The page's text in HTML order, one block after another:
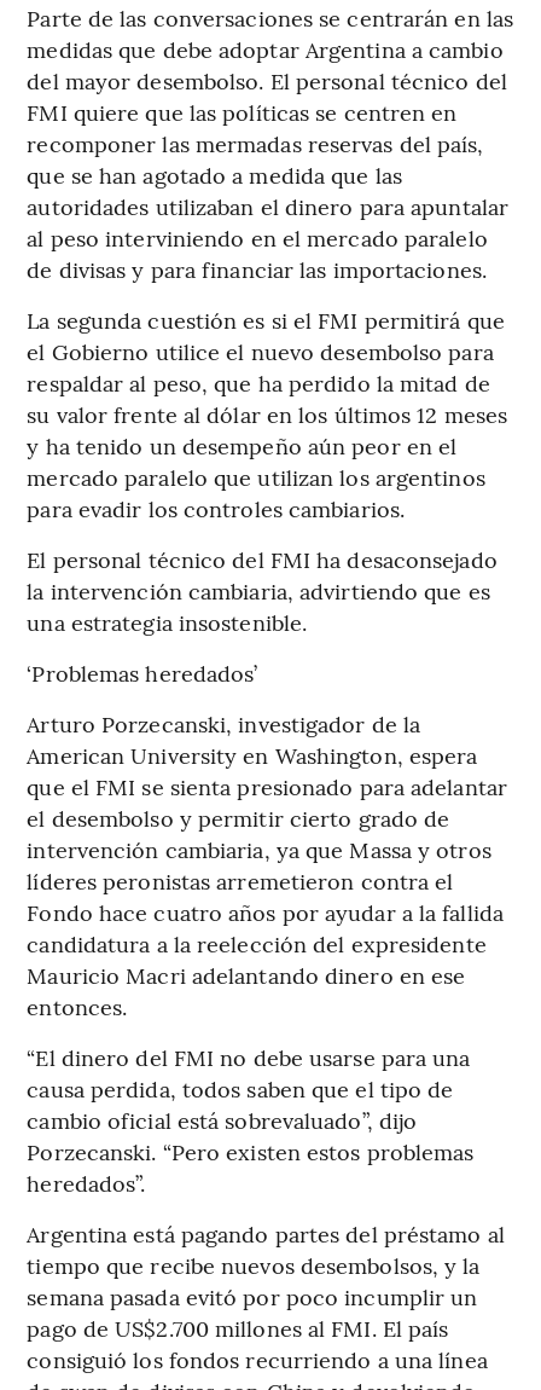
Parte de las conversaciones se centrarán en las
medidas que debe adoptar Argentina a cambio
del mayor desembolso. El personal técnico del
FMI quiere que las políticas se centren en
recomponer las mermadas reservas del país,
que se han agotado a medida que las
autoridades utilizaban el dinero para apuntalar
al peso interviniendo en el mercado paralelo
de divisas y para financiar las importaciones.
La segunda cuestión es si el FMI permitirá que
el Gobierno utilice el nuevo desembolso para
respaldar al peso, que ha perdido la mitad de
su valor frente al dólar en los últimos 12 meses
y ha tenido un desempeño aún peor en el
mercado paralelo que utilizan los argentinos
para evadir los controles cambiarios.
El personal técnico del FMI ha desaconsejado
la intervención cambiaria, advirtiendo que es
una estrategia insostenible.
‘Problemas heredados’
Arturo Porzecanski, investigador de la
American University en Washington, espera
que el FMI se sienta presionado para adelantar
el desembolso y permitir cierto grado de
intervención cambiaria, ya que Massa y otros
líderes peronistas arremetieron contra el
Fondo hace cuatro años por ayudar a la fallida
candidatura a la reelección del expresidente
Mauricio Macri adelantando dinero en ese
entonces.
“El dinero del FMI no debe usarse para una
causa perdida, todos saben que el tipo de
cambio oficial está sobrevaluado”, dijo
Porzecanski. “Pero existen estos problemas
heredados”.
Argentina está pagando partes del préstamo al
tiempo que recibe nuevos desembolsos, y la
semana pasada evitó por poco incumplir un
pago de US$2.700 millones al FMI. El país
consiguió los fondos recurriendo a una línea